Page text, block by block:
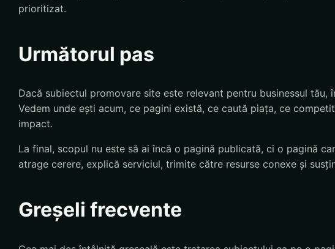
prioritizat.
Următorul pas
Dacă subiectul promovare site este relevant pentru businessul
Vedem unde ești acum, ce pagini există, ce caută piața, ce
impact.
La final, scopul nu este să ai încă o pagină publicată, ci o pagină
atrage cerere, explică serviciul, trimite către resurse conexe și
Greșeli frecvente